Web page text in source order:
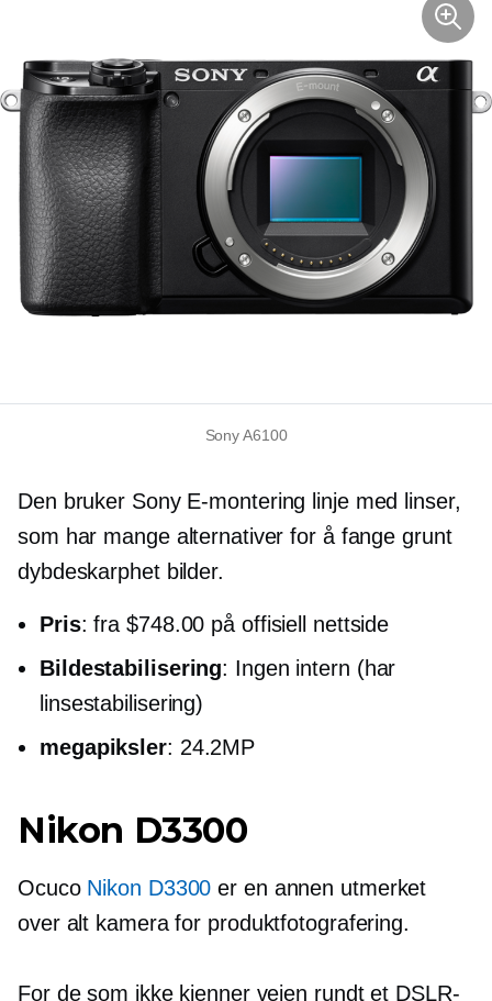
Sony A6100
Den bruker Sony E-montering linje med linser,
som har mange alternativer for å fange grunt
dybdeskarphetbilder.
Pris: fra $748.00 på offisiell nettside
Bildestabilisering: Ingen intern (har
linsestabilisering)
megapiksler: 24.2MP
Nikon D3300
Ocuco Nikon D3300 er en annen utmerket
over alt kamera for produktfotografering.
For de som ikke kjenner veien rundt et DSLR-